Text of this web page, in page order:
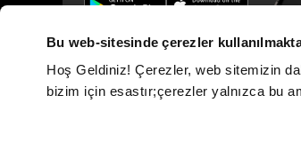
Bu web-sitesinde çerezler
Hoş Geldiniz! Çerezler, web sitemizin
bizim için esastır;çerezler yalnızca bu
Keloğlan ve Hayvan Dostları
Karanlıktan Gelen
Özgür Kedi Scotty
Davet
Evcil